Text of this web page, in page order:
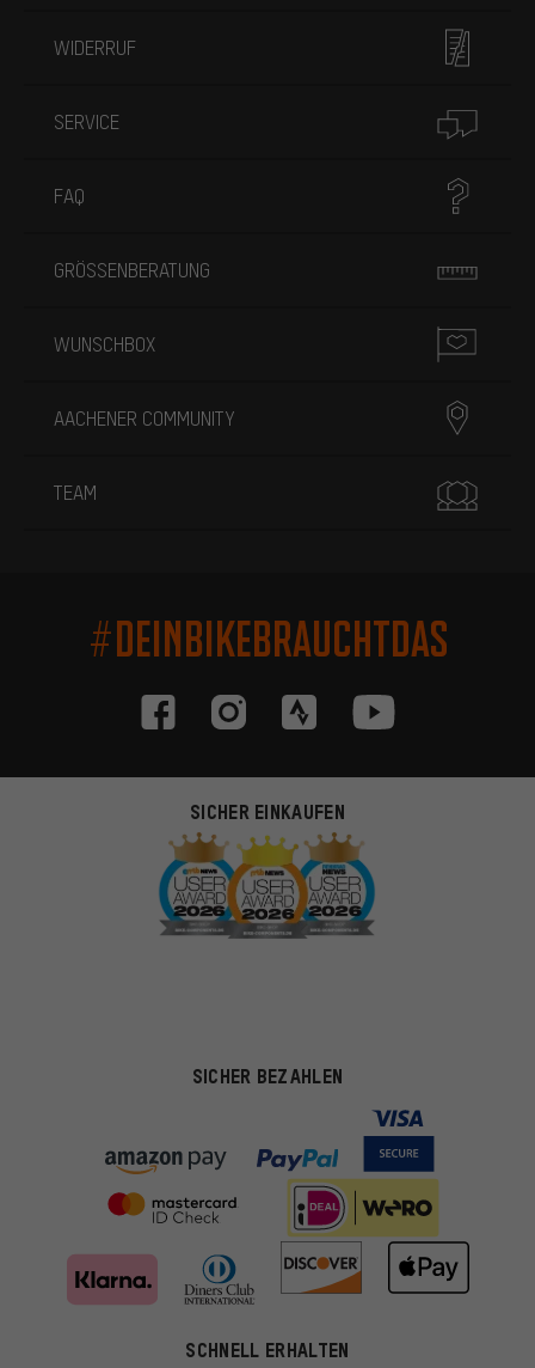
WIDERRUF
SERVICE
FAQ
GRÖSSENBERATUNG
WUNSCHBOX
AACHENER COMMUNITY
TEAM
#DEINBIKEBRAUCHTDAS
SICHER EINKAUFEN
SICHER BEZAHLEN
SCHNELL ERHALTEN